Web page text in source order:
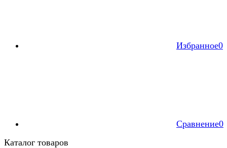
Избранное0
Сравнение0
Каталог товаров